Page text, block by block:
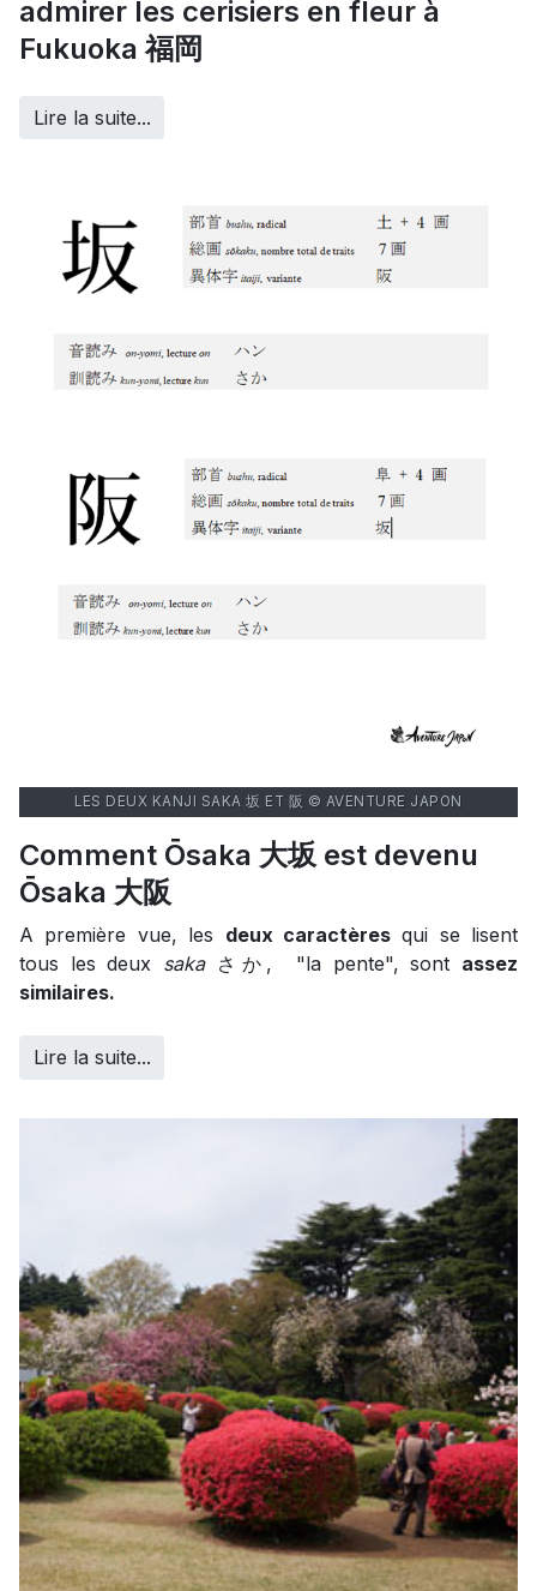
admirer les cerisiers en fleur à
Fukuoka 福岡
Lire la suite...
LES DEUX KANJI SAKA 坂 ET 阪 © AVENTURE JAPON
Comment Ōsaka 大坂 est devenu
Ōsaka 大阪
A première vue, les deux caractèresqui se lisent
tous les deux sakaさか, "la pente", sont assez
similaires.
Lire la suite...